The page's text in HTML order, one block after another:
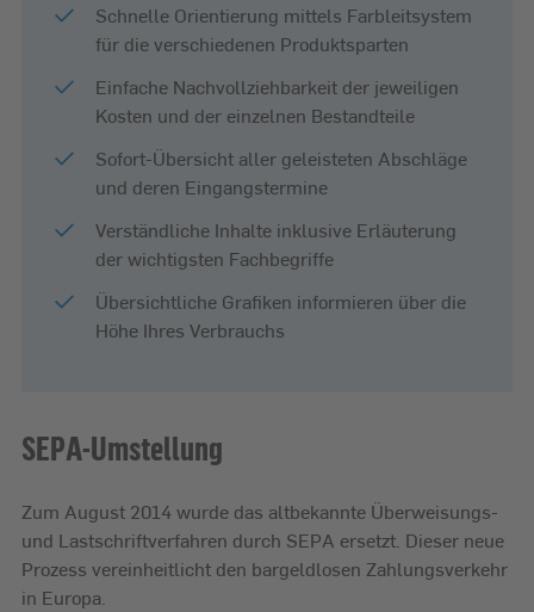
Schnelle Orientierung mittels Farbleitsystem
für die verschiedenen Produktsparten
Einfache Nachvollziehbarkeit der jeweiligen
Kosten und der einzelnen Bestandteile
Sofort-Übersicht aller geleisteten Abschläge
und deren Eingangstermine
Verständliche Inhalte inklusive Erläuterung
der wichtigsten Fachbegriffe
Übersichtliche Grafiken informieren über die
Höhe Ihres Verbrauchs
SEPA-Umstellung
Zum August 2014 wurde das altbekannte Überweisungs-
und Lastschriftverfahren durch SEPA ersetzt. Dieser neue
Prozess vereinheitlicht den bargeldlosen Zahlungsverkehr
in Europa.